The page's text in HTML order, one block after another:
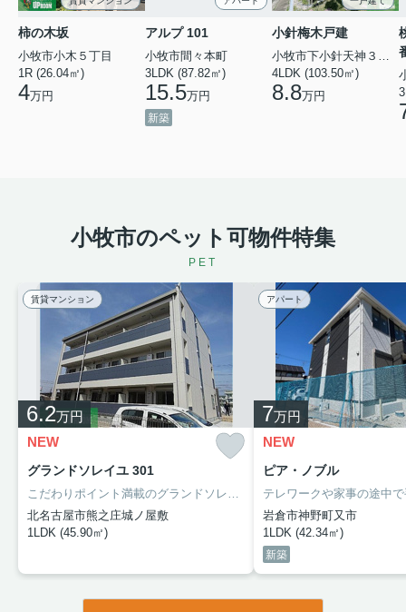
柿の木坂
小牧市小木５丁目
1R (26.04㎡)
4万円
アルプ 101
小牧市間々本町
3LDK (87.82㎡)
15.5万円
新築
小針梅木戸建
小牧市下小針天神３丁目
4LDK (103.50㎡)
8.8万円
小牧市のペット可物件特集
PET
賃貸マンション
6.2万円
NEW
グランドソレイユ 301
こだわりポイント満載のグランドソレイユ。徒歩19分の場所に北名古屋市立師勝東小学校があります。収納はクロゼット・シューズボックスなどが備え付けられているので、衣類や日用品の収納に重宝します。北名古屋市エリアの名鉄犬山線大山寺付近で不動産をお探しの方。きっとあなた好みのお部屋が見つかります。お気軽にご連絡ください。
北名古屋市熊之庄城ノ屋敷
1LDK (45.90㎡)
アパート
7万円
NEW
ピア・ノブル
岩倉市神野町又市
1LDK (42.34㎡)
新築